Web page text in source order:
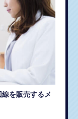
を販売するメ